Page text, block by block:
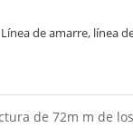
Línea de amarre, línea
de 72m m de